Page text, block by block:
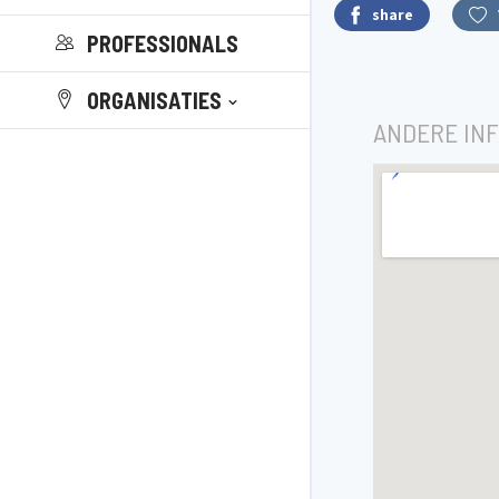
PROFESSIONALS
ORGANISATIES
share
ANDERE